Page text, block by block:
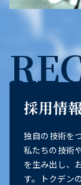
採用情
独自の技術を
私たちの技術
を生み出し、
す。トクデン